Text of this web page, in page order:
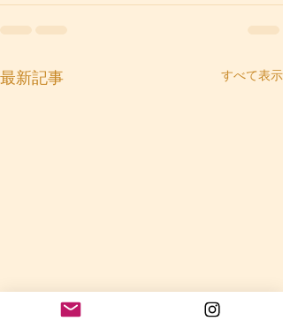
最新記事 すべて表示